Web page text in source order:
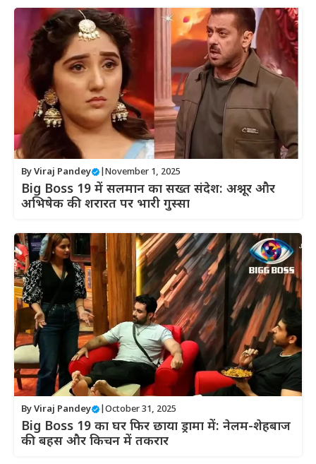
ByViraj Pandey November 1, 2025
Big Boss 19 में सलमान का सख्त संदेश: अश्नूर और
अभिषेक की शरारत पर भारी गुस्सा
ByViraj Pandey October 31, 2025
Big Boss 19 का घर फिर छाया ड्रामा में: नेलम-शेहबाज
की बहस और किचन में तकरार